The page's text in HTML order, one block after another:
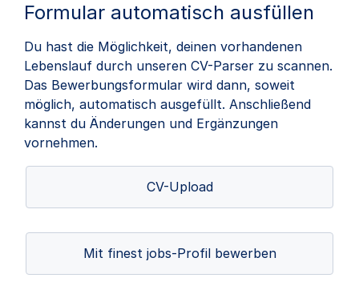
Formular automatisch ausfüllen
Du hast die Möglichkeit, deinen vorhandenen
Lebenslauf durch unseren CV-Parser zu scannen.
Das Bewerbungsformular wird dann, soweit
möglich, automatisch ausgefüllt. Anschließend
kannst du Änderungen und Ergänzungen
vornehmen.
CV-Upload
Mit finest jobs-Profil bewerben